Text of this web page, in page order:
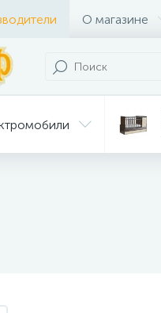
О магазине